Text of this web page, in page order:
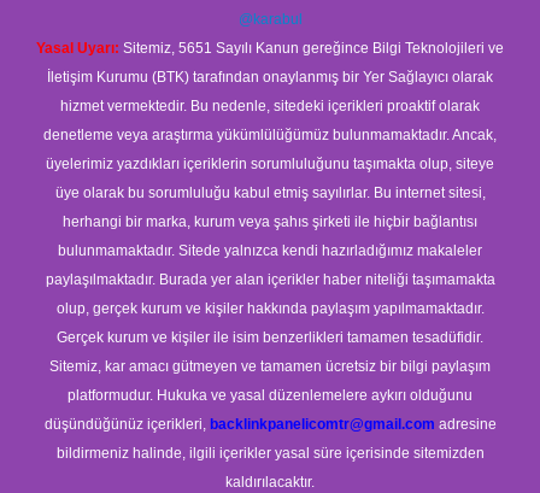
@karabul
Yasal Uyarı: Sitemiz, 5651 Sayılı Kanun gereğince Bilgi Teknolojileri ve
İletişim Kurumu (BTK) tarafından onaylanmış bir Yer Sağlayıcı olarak
hizmet vermektedir. Bu nedenle, sitedeki içerikleri proaktif olarak
denetleme veya araştırma yükümlülüğümüz bulunmamaktadır. Ancak,
üyelerimiz yazdıkları içeriklerin sorumluluğunu taşımakta olup, siteye
üye olarak bu sorumluluğu kabul etmiş sayılırlar. Bu internet sitesi,
herhangi bir marka, kurum veya şahıs şirketi ile hiçbir bağlantısı
bulunmamaktadır. Sitede yalnızca kendi hazırladığımız makaleler
paylaşılmaktadır. Burada yer alan içerikler haber niteliği taşımamakta
olup, gerçek kurum ve kişiler hakkında paylaşım yapılmamaktadır.
Gerçek kurum ve kişiler ile isim benzerlikleri tamamen tesadüfidir.
Sitemiz, kar amacı gütmeyen ve tamamen ücretsiz bir bilgi paylaşım
platformudur. Hukuka ve yasal düzenlemelere aykırı olduğunu
düşündüğünüz içerikleri, backlinkpanelicomtr@gmail.com adresine
bildirmeniz halinde, ilgili içerikler yasal süre içerisinde sitemizden
kaldırılacaktır.